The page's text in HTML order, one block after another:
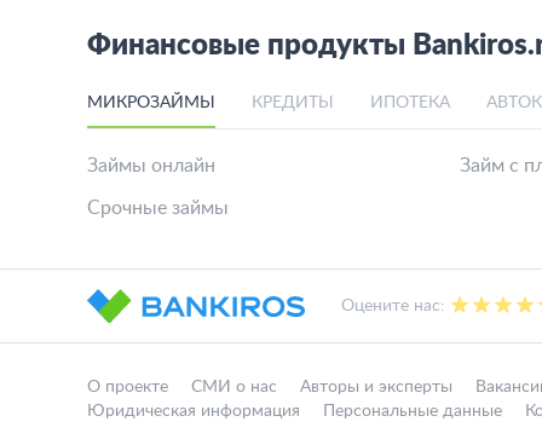
Финансовые продукты
МИКРОЗАЙМЫ КРЕДИТЫ ИПОТЕКА
Займы онлайн
Срочные займы
Займ с
Оцените нас:
О проекте СМИ о нас Авторы и эксперты
Юридическая информация
Персональные данные